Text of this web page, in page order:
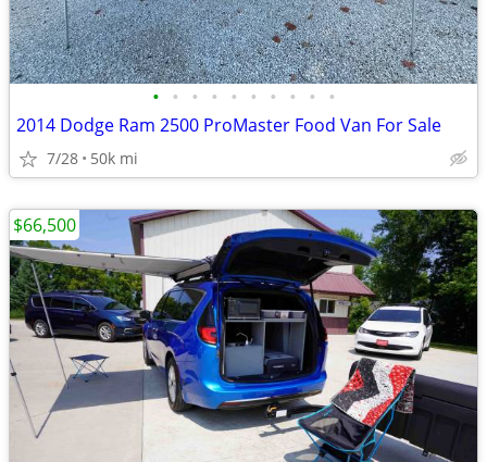
• • • • • • • • • •
2014 Dodge Ram 2500 ProMaster Food Van For Sale
7/28 50k mi
$66,500